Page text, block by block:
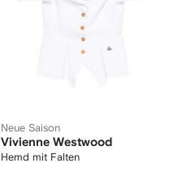
Neue Saison
Vivienne Westwood
Hemd mit Falten